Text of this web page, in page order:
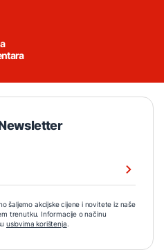
šaljemo akcijske cijene i novitete iz naše
trenutku. Informacije o načinu
uslovima korištenja.